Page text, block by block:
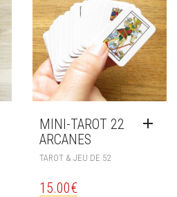
MINI-TAROT 22
ARCANES
TAROT & JEU DE 52
15.00€